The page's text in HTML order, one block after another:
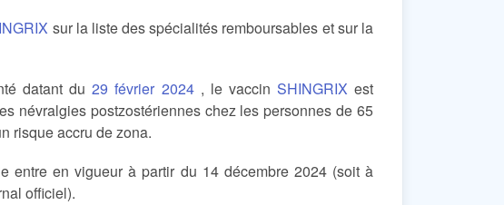
sur la liste des spécialités remboursables et sur la
datant du29 février 2024, le vaccin SHINGRIX est
névralgies postzostériennes chez les personnes de 65
risque accru de zona.
entre en vigueur à partir du 14 décembre 2024 (soit à
officiel).